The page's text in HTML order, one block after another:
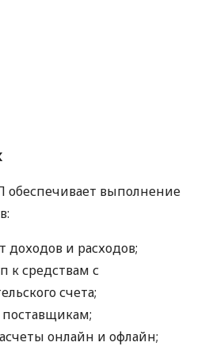
обеспечивает выполнение
доходов и расходов;
к средствам с
счета;
поставщикам;
онлайн и офлайн;